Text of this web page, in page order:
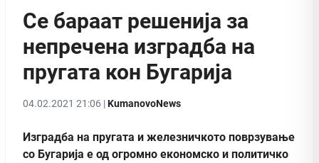
Сe бараат решенија за
непречена изградба на
пругата кон Бугарија
04.02.2021 21:06 |KumanovoNews
Изградба на пругата и железничкото поврзување
со Бугарија е од огромно економско и политичко